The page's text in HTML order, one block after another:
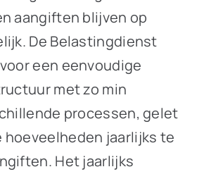
aangiften blijven op
De Belastingdienst
een eenvoudige
met zo min
processen, gelet
hoeveelheden jaarlijks te
Het jaarlijks